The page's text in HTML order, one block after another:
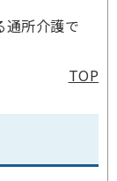
通所介護で
TOP